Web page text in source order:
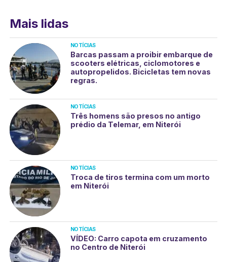
Mais lidas
NOTÍCIAS
Barcas passam a proibir embarque de
scooters elétricas, ciclomotores e
autopropelidos. Bicicletas tem novas
regras.
NOTÍCIAS
Três homens são presos no antigo
prédio da Telemar, em Niterói
NOTÍCIAS
Troca de tiros termina com um morto
em Niterói
NOTÍCIAS
VÍDEO: Carro capota em cruzamento
no Centro de Niterói